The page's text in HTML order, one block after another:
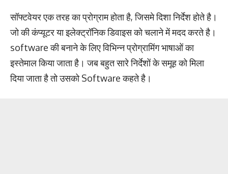
सॉफ्टवेयर एक तरह का प्रोग्राम होता है, जिसमे दिशा निर्देश होते है।
जो की कंप्यूटर या इलेक्ट्रॉनिक डिवाइस को चलाने में मदद करते है।
software की बनाने के लिए विभिन्न प्रोग्रामिंग भाषाओं का
इस्तेमाल किया जाता है। जब बहुत सारे निर्देशों के समूह को मिला
दिया जाता है तो उसको Software कहते है।